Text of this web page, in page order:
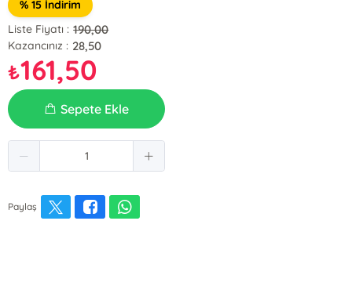
% 15 İndirim
Liste Fiyatı : 190,00
Kazancınız : 28,50
₺161,50
Sepete Ekle
Paylaş